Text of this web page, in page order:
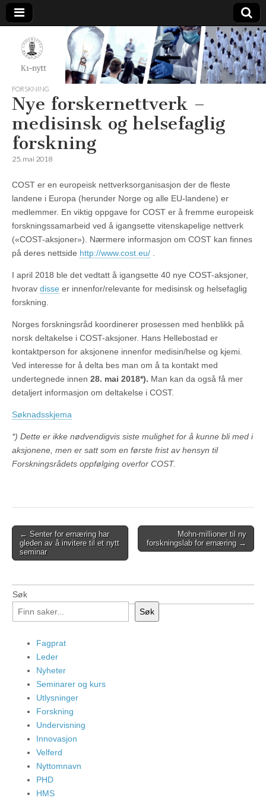
K1-
Nytt
FORSKNING
Nye forskernettverk –
medisinsk og helsefaglig
forskning
25. mai 2018
COST er en europeisk nettverksorganisasjon der de fleste
landene i Europa (herunder Norge og alle EU-landene) er
medlemmer. En viktig oppgave for COST er å fremme europeisk
forskningssamarbeid ved å igangsette vitenskapelige nettverk
(«COST-aksjoner»). Nærmere informasjon om COST kan finnes
på deres nettside http://www.cost.eu/ .
I april 2018 ble det vedtatt å igangsette 40 nye COST-aksjoner,
hvorav disse er innenfor/relevante for medisinsk og helsefaglig
forskning.
Norges forsknings­råd koordinerer prosessen med henblikk på
norsk deltakelse i COST-aksjoner. Hans Hellebostad er
kontaktperson for aksjonene innenfor medisin/helse og kjemi.
Ved interesse for å delta bes man om å ta kontakt med
undertegnede innen 28. mai 2018*). Man kan da også få mer
detaljert informasjon om deltakelse i COST.
Søknadsskjema
*) Dette er ikke nødvendigvis siste mulighet for å kunne bli med i
aksjonene, men er satt som en første frist av hensyn til
Forskningsrådets oppfølging overfor COST.
Post
navigation
← Senter for ernæring har
gleden av å invitere til et nytt
seminar
Mohn-millioner til ny
forskningslab for ernæring →
Søk
Søk
Fagprat
Leder
Nyheter
Seminarer og kurs
Utlysninger
Forskning
Undervisning
Innovasjon
Velferd
Nyttomnavn
PHD
HMS